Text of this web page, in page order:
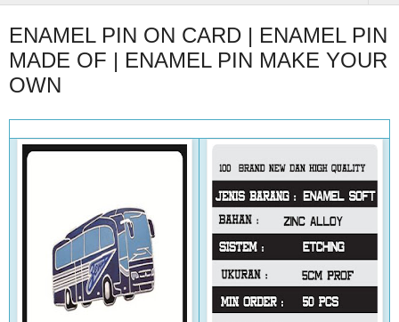
ENAMEL PIN ON CARD | ENAMEL PIN
MADE OF | ENAMEL PIN MAKE YOUR
OWN